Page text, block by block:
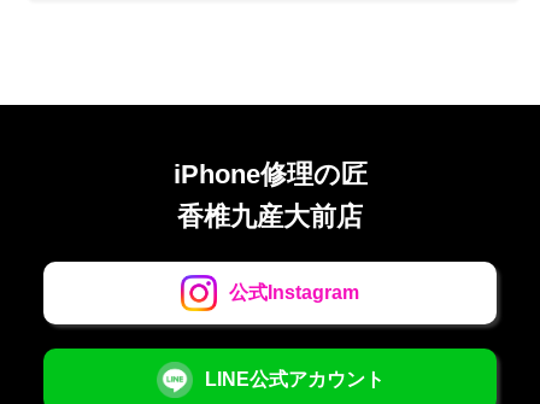
iPhone修理の匠
香椎九産大前店
公式Instagram
LINE公式アカウント